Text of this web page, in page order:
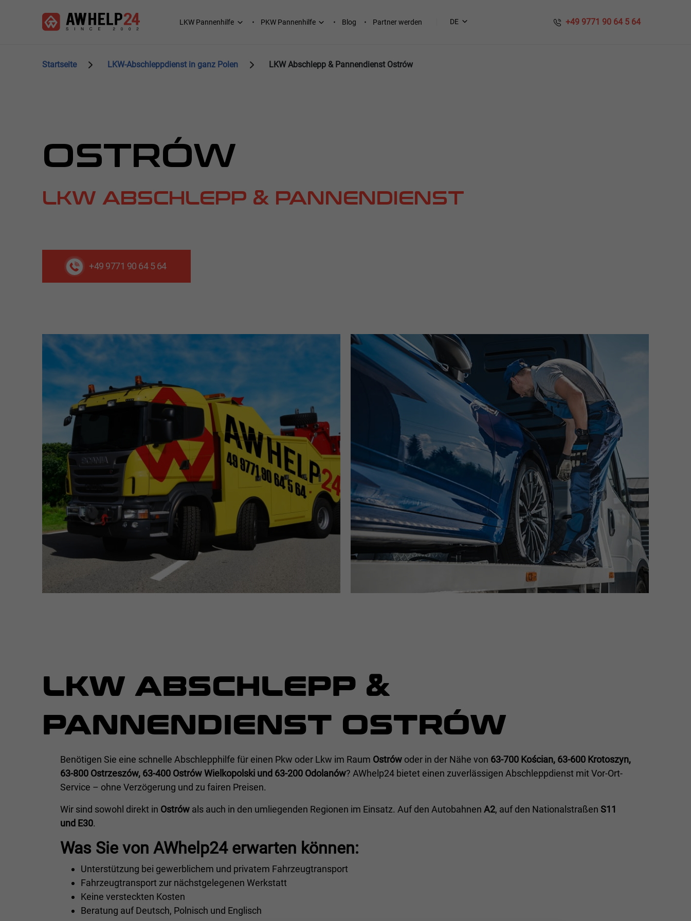
Main
LKW Pannenhilfe PKW Pannenhilfe Blog Partner werden DE ​​ +49 9771 90 64 5 64
Startseite LKW-Abschleppdienst in ganz Polen LKW Abschlepp & Pannendienst Ostrów
OSTRÓW
LKW ABSCHLEPP & PANNENDIENST
+49 9771 90 64 5 64
LKW ABSCHLEPP &
PANNENDIENST OSTRÓW
Benötigen Sie eine schnelle Abschlepphilfe für einen Pkw oder Lkw im Raum Ostrów oder in der Nähe von 63-700 Kościan, 63-600 Krotoszyn,
63-800 Ostrzeszów, 63-400 Ostrów Wielkopolski und 63-200 Odolanów? AWhelp24 bietet einen zuverlässigen Abschleppdienst mit Vor-Ort-
Service – ohne Verzögerung und zu fairen Preisen.
Wir sind sowohl direkt in Ostrów als auch in den umliegenden Regionen im Einsatz. Auf den Autobahnen A2, auf den Nationalstraßen S11
und E30.
Was Sie von AWhelp24 erwarten können:
Unterstützung bei gewerblichem und privatem Fahrzeugtransport
Fahrzeugtransport zur nächstgelegenen Werkstatt
Keine versteckten Kosten
Beratung auf Deutsch, Polnisch und Englisch